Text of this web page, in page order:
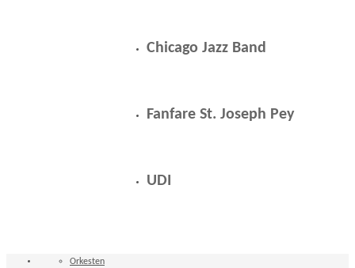
Chicago Jazz Band
Fanfare St. Joseph Pey
UDI
Orkesten